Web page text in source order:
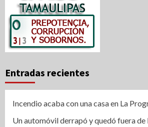
Entradas recientes
Incendio acaba con una casa en La
Un automóvil derrapó y quedó fuera